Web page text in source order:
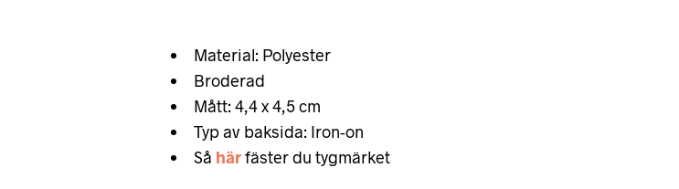
Material: Polyester
Broderad
Mått: 4,4 x 4,5 cm
Typ av baksida: Iron-on
Så härfäster du tygmärket